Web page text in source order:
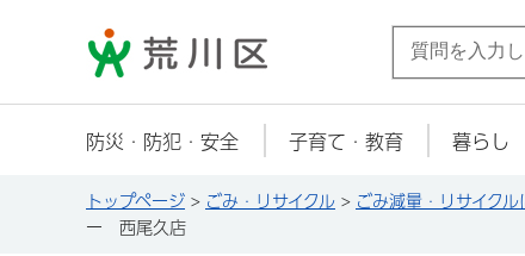
荒川区
防災・防犯・安全 子育て・教育 暮らし
トップページ > ごみ・リサイクル > ごみ減量・リサイク
ー 西尾久店